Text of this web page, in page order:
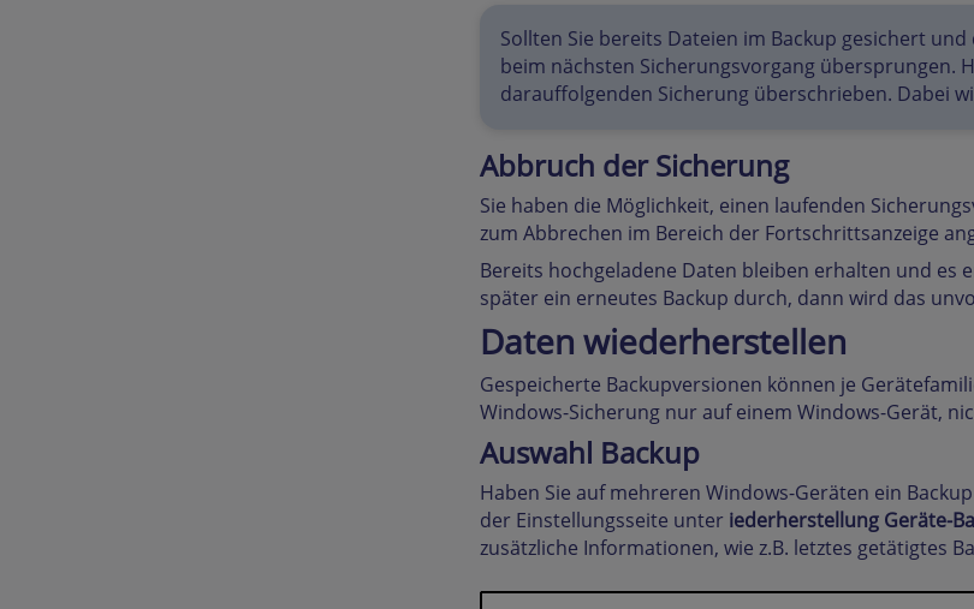
Sollten Sie bereits Dateien im Backup gesichert
beim nächsten Sicherungsvorgang übersprungen.
darauffolgenden Sicherung überschrieben. Dabei
Abbruch der Sicherung
Sie haben die Möglichkeit, einen laufenden
zum Abbrechen im Bereich der Fortschrittsanzeige
Bereits hochgeladene Daten bleiben erhalten und es
später ein erneutes Backup durch, dann wird das
Daten wiederherstellen
Gespeicherte Backupversionen können je
Windows-Sicherung nur auf einem Windows-Gerät,
Auswahl Backup
Haben Sie auf mehreren Windows-Geräten ein
der Einstellungsseite unter iederherstellung Geräte-
zusätzliche Informationen, wie z.B. letztes getätigtes